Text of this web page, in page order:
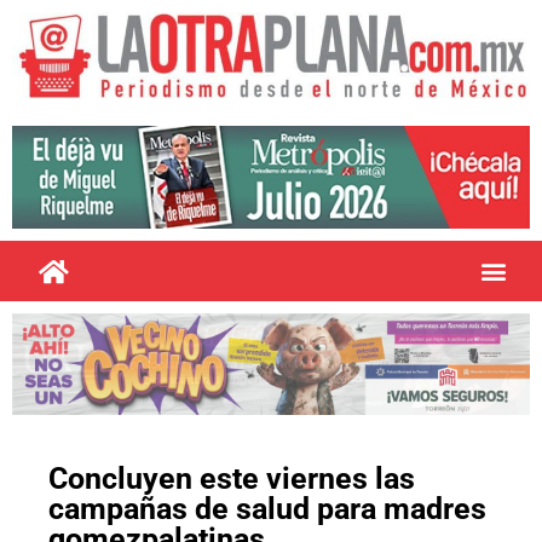
Concluyen este viernes las
campañas de salud para madres